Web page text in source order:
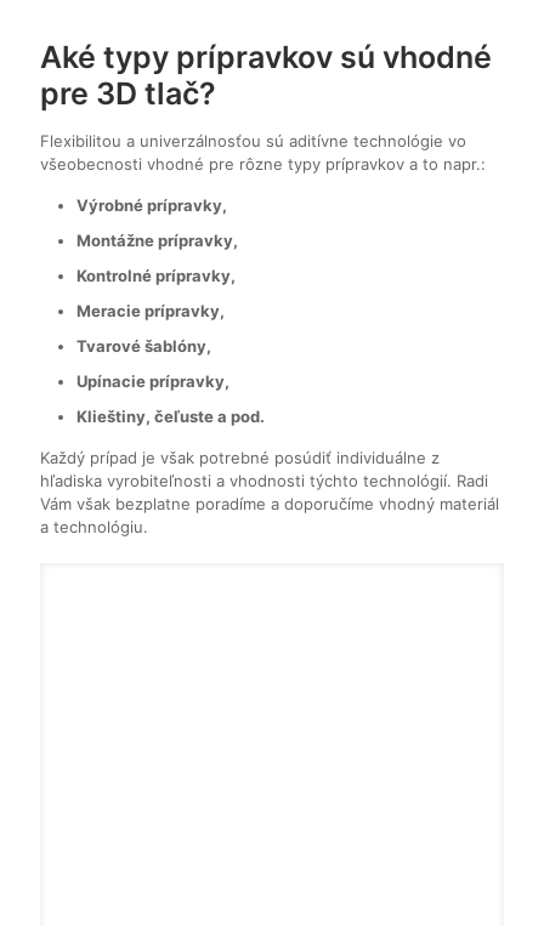
Aké typy prípravkov sú vhodné
pre 3D tlač?
Flexibilitou a univerzálnosťou sú aditívne technológie vo
všeobecnosti vhodné pre rôzne typy prípravkov a to napr.:
Výrobné prípravky,
Montážne prípravky,
Kontrolné prípravky,
Meracie prípravky,
Tvarové šablóny,
Upínacie prípravky,
Klieštiny, čeľuste a pod.
Každý prípad je však potrebné posúdiť individuálne z
hľadiska vyrobiteľnosti a vhodnosti týchto technológií. Radi
Vám však bezplatne poradíme a doporučíme vhodný materiál
a technológiu.